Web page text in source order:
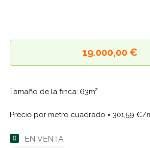
19.000,00 €
Tamaño de la finca: 63m²
Precio por metro cuadrado = 301,59 €/
EN VENTA